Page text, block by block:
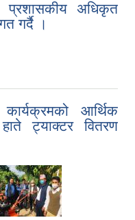
प्रशासकीय अधिकृत
गर्दै ।
आर्थिक
ट्याक्टर वितरण